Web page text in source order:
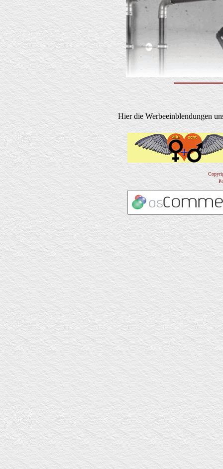
Hier die Werbeeinblendungen